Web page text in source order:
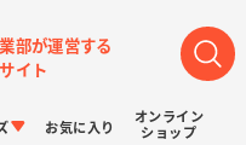
部が運営する
イト
お気に入り
オンライン
ショップ